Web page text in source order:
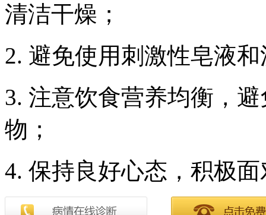
清洁干燥；
2. 避免使用刺激性皂液
3. 注意饮食营养均衡，
物；
4. 保持良好心态，积极